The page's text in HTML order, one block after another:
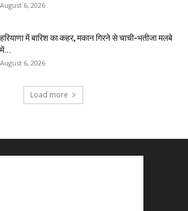
August 6, 2026
हरियाणा में बारिश का कहर, मकान गिरने से चाची-भतीजा मलबे
में...
August 6, 2026
Load more